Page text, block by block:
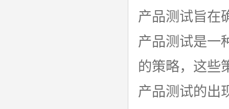
产品测试旨在
产品测试是一
的策略，这些
产品测试的出